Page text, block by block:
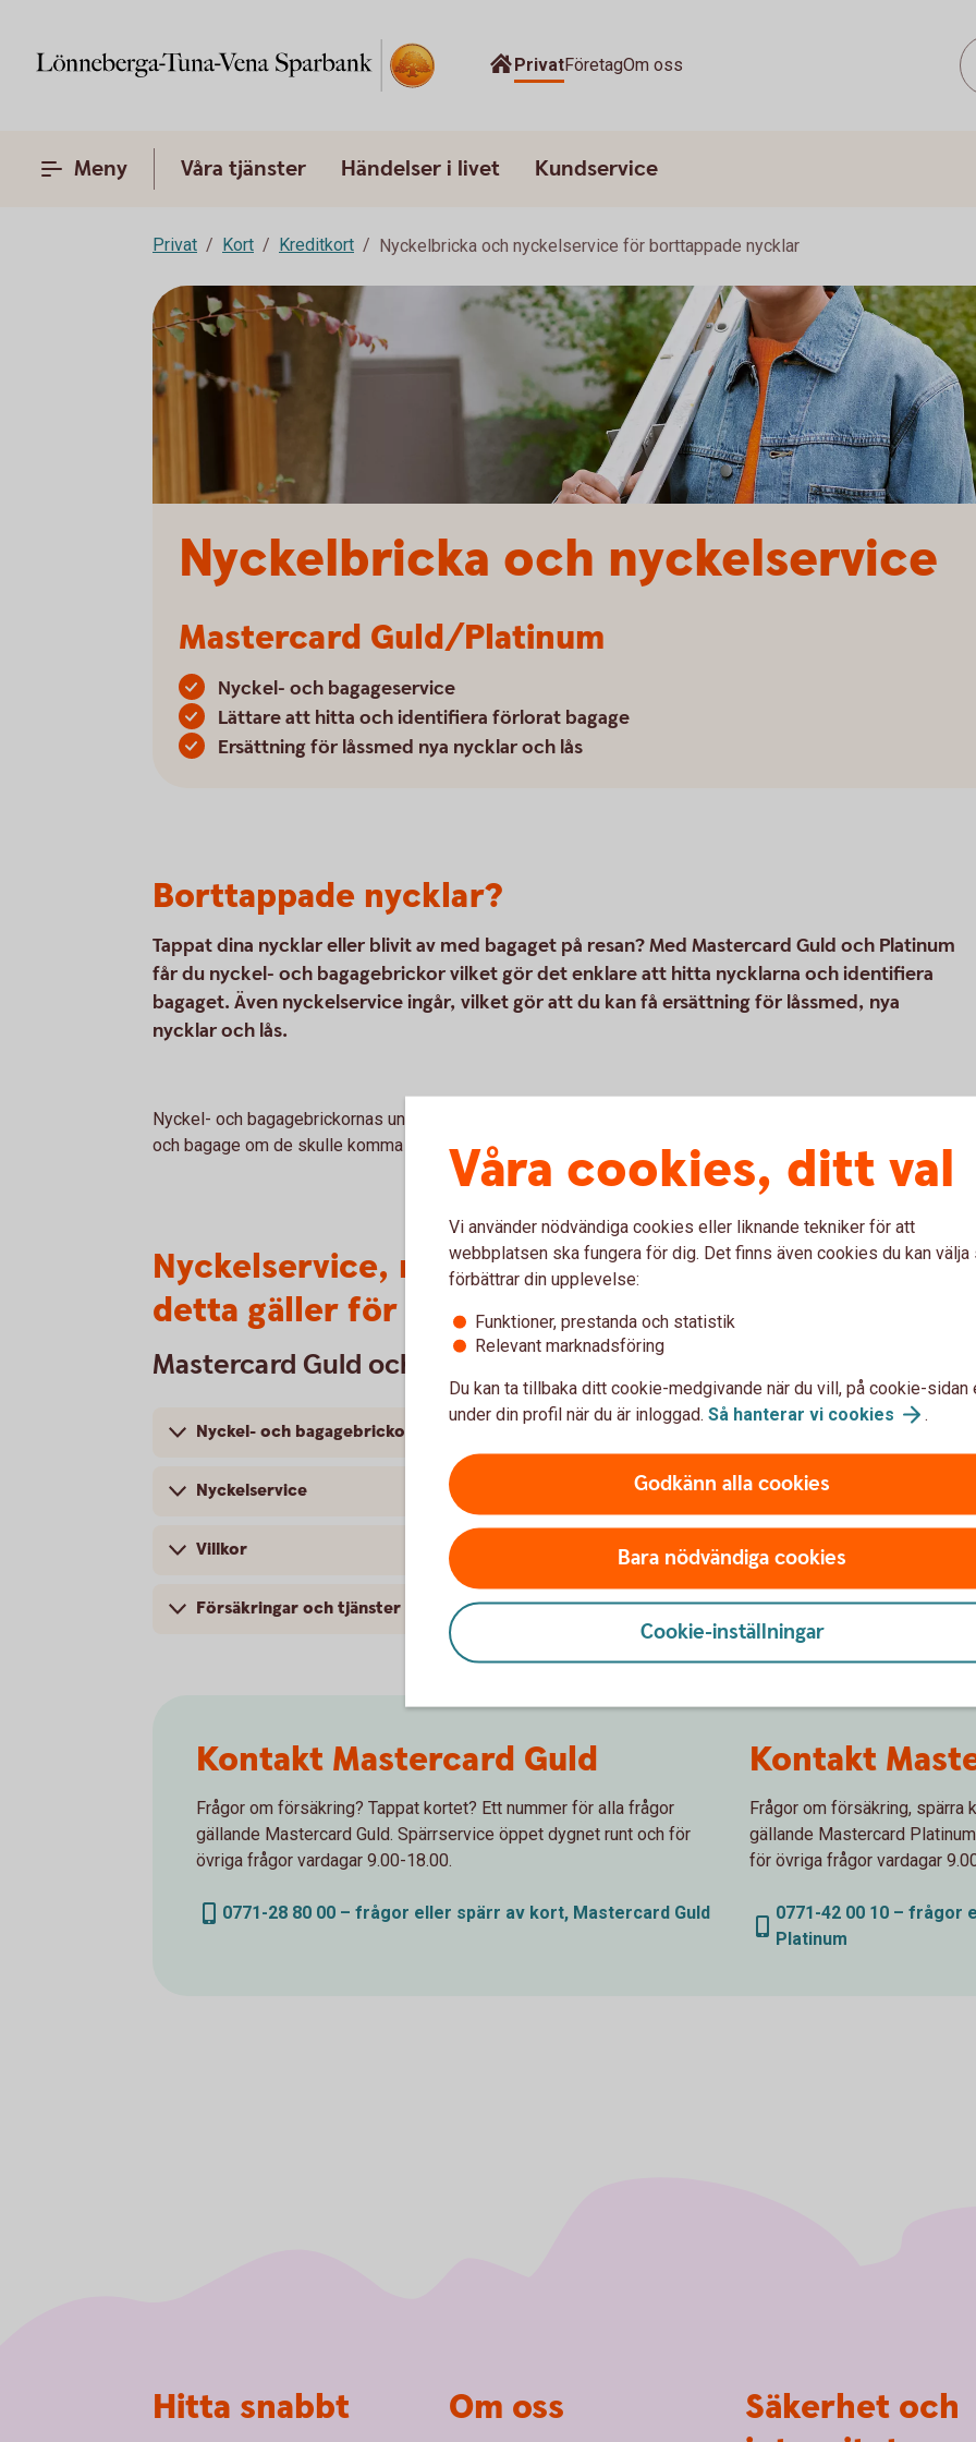
PrivatFöretagOm oss
Meny Våra tjänster Händelser i livet Kundservice
Privat Kort Kreditkort Nyckelbricka och nyckelservice för borttappade nycklar
Nyckelbricka och nyckelservice
Mastercard Guld/Platinum
Nyckel- och bagageservice
Lättare att hitta och identifiera förlorat bagage
Ersättning för låssmed nya nycklar och lås
Borttappade nycklar?
Tappat dina nycklar eller blivit av med bagaget på resan? Med Mastercard Guld och Platinum
får du nyckel- och bagagebrickor vilket gör det enklare att hitta nycklarna och identifiera
bagaget. Även nyckelservice ingår, vilket gör att du kan få ersättning för låssmed, nya
nycklar och lås.
Nyckel- och bagagebrickornas unika ID-nummer används för att identifiera dina nycklar
och bagage om de skulle komma bort.
Nyckelservice, nyckelbricka och bagagebricka –
detta gäller för våra kort
Mastercard Guld och Platinum
Nyckel- och bagagebrickor
Nyckelservice
Villkor
Försäkringar och tjänster
Kontakt Mastercard Guld
Frågor om försäkring? Tappat kortet? Ett nummer för alla frågor
gällande Mastercard Guld. Spärrservice öppet dygnet runt och för
övriga frågor vardagar 9.00-18.00.
0771-28 80 00 – frågor eller spärr av kort, Mastercard Guld
Kontakt
Frågor om försäkring, spärra
gällande Mastercard
för övriga frågor vardagar
0771-42 00 10 – frågor
Platinum
Våra cookies, ditt val
Vi använder nödvändiga cookies eller liknande tekniker för att
webbplatsen ska fungera för dig. Det finns även cookies du kan välja
förbättrar din upplevelse:
Funktioner, prestanda och statistik
Relevant marknadsföring
Du kan ta tillbaka ditt cookie-medgivande när du vill, på cookie-sidan
under din profil när du är inloggad. Så hanterar vi cookies .
Godkänn alla cookies
Bara nödvändiga cookies
Cookie-inställningar
Hitta snabbt Om oss
Säkerhet och